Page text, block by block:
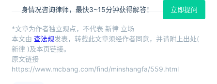
身情况咨询律师，最快3~15分钟获得解答！ 立即提问
*文章为作者独立观点，不代表 新律 立场
本文由 查法规发表，转载此文章须经作者同意，并请附上出处(
新律 )及本页链接。
原文链接
https://www.mcbang.com/find/minshangfa/559.html